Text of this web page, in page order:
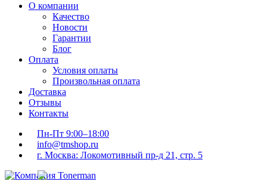
О компании
Качество
Новости
Гарантии
Блог
Оплата
Условия оплаты
Произвольная оплата
Доставка
Отзывы
Контакты
Пн-Пт 9:00–18:00
info@tmshop.ru
г. Москва: Локомотивный пр-д 21, стр. 5